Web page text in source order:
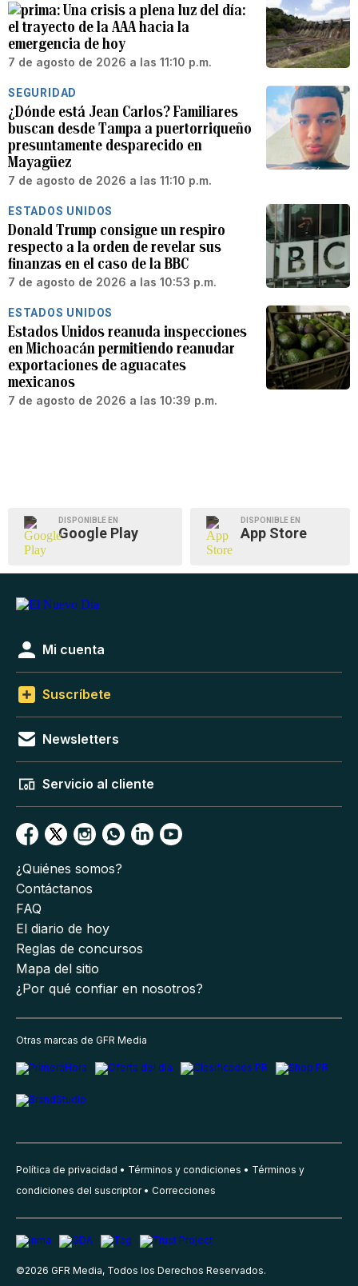
Una crisis a plena luz del día:
el trayecto de la AAA hacia la
emergencia de hoy
7 de agosto de 2026 a las 11:10 p.m.
SEGURIDAD
¿Dónde está Jean Carlos? Familiares
buscan desde Tampa a puertorriqueño
presuntamente desparecido en
Mayagüez
7 de agosto de 2026 a las 11:10 p.m.
ESTADOS UNIDOS
Donald Trump consigue un respiro
respecto a la orden de revelar sus
finanzas en el caso de la BBC
7 de agosto de 2026 a las 10:53 p.m.
ESTADOS UNIDOS
Estados Unidos reanuda inspecciones
en Michoacán permitiendo reanudar
exportaciones de aguacates
mexicanos
7 de agosto de 2026 a las 10:39 p.m.
DISPONIBLE EN
Google Play
DISPONIBLE EN
App Store
Mi cuenta
Suscríbete
Newsletters
Servicio al cliente
¿Quiénes somos?
Contáctanos
FAQ
El diario de hoy
Reglas de concursos
Mapa del sitio
¿Por qué confiar en nosotros?
Otras marcas de GFR Media
Política de privacidad Términos y condiciones
Términos y
condiciones del suscriptor
Correcciones
©2026 GFR Media, Todos los Derechos Reservados.